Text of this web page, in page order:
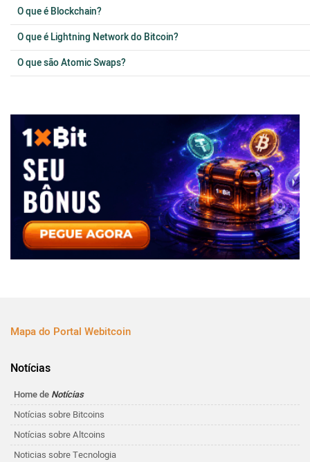
O que é Blockchain?
O que é Lightning Network do Bitcoin?
O que são Atomic Swaps?
Mapa do Portal Webitcoin
Notícias
Home de Notícias
Notícias sobre Bitcoins
Notícias sobre Altcoins
Noticias sobre Tecnologia